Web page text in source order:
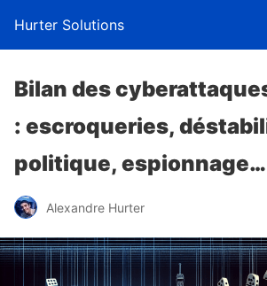
Hurter Solutions
Bilan des
: escroqueries,
politique, espionnage…
Alexandre Hurter